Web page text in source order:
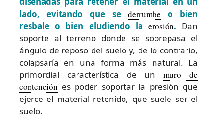
lado, evitando que se derrumbe o bien
resbale o bien eludiendo la erosión. Dan
soporte al terreno donde se sobrepasa el
ángulo de reposo del suelo y, de lo contrario,
colapsaría en una forma más natural. La
primordial característica de unmuro de
contención es poder soportar la presión que
ejerce el material retenido, que suele ser el
suelo.